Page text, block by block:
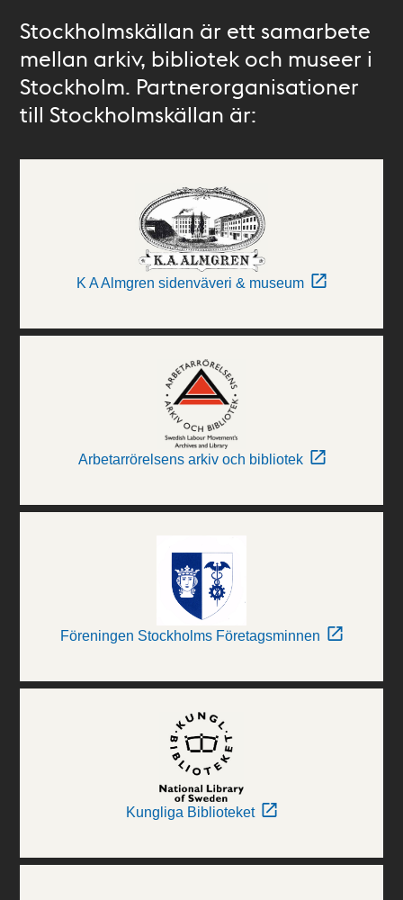
Stockholmskällan är ett samarbete
mellan arkiv, bibliotek och museer i
Stockholm. Partnerorganisationer
till Stockholmskällan är:
K A Almgren sidenväveri & museum
Arbetarrörelsens arkiv och bibliotek
Föreningen Stockholms Företagsminnen
Kungliga Biblioteket